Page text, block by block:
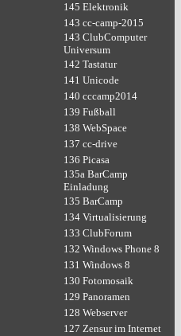
145 Elektronik
143 cc-camp-2015
143 ClubComputer
Universum
142 Tastatur
141 Unicode
140 cccamp2014
139 Fußball
138 WebSpace
137 cc-drive
136 Picasa
135a BarCamp
Einladung
135 BarCamp
134 Virtualisierung
133 ClubForum
132 Windows Phone 8
131 Windows 8
130 Fotomosaik
129 Panoramen
128 Webserver
127 Zensur im Internet